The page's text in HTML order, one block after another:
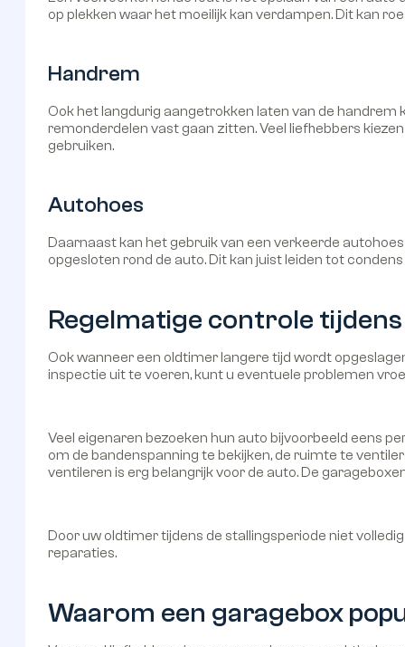
op plekken waar het moeilijk kan verdampen. Dit kan
Handrem
Ook het langdurig aangetrokken laten van de
remonderdelen vast gaan zitten. Veel liefhebbers
gebruiken.
Autohoes
Daarnaast kan het gebruik van een verkeerde
opgesloten rond de auto. Dit kan juist leiden tot
Regelmatige controle
Ook wanneer een oldtimer langere tijd wordt
inspectie uit te voeren, kunt u eventuele problemen
Veel eigenaren bezoeken hun auto bijvoorbeeld eens
om de bandenspanning te bekijken, de ruimte te
ventileren is erg belangrijk voor de auto. De
Door uw oldtimer tijdens de stallingsperiode niet
reparaties.
Waarom een garagebox